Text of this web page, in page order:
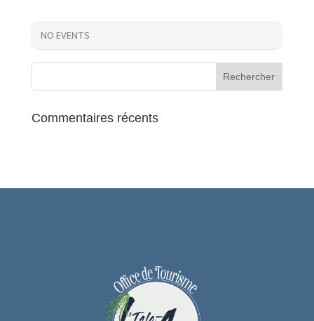
NO EVENTS
Commentaires récents